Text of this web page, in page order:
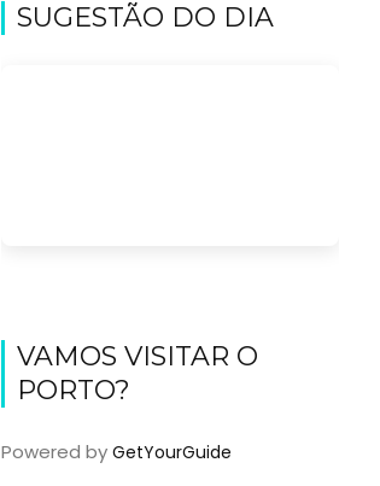
SUGESTÃO DO DIA
VAMOS VISITAR O
PORTO?
Powered by GetYourGuide